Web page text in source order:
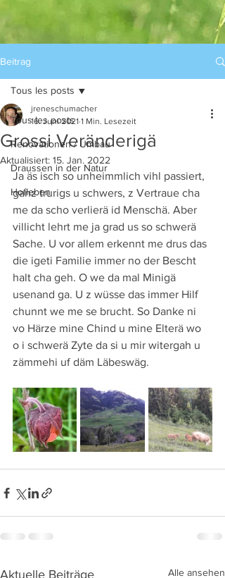
Beitrag
Tous les posts
Renovationen / Umbau
Draussen in der Natur
Hofleben
Tous les posts
Grossi Veränderigä
jreneschumacher
16. Juni 2021 1 Min. Lesezeit
Aktualisiert: 15. Jan. 2022
Ja äs isch so unheimmlich vihl passiert,
ganz trurigs u schwers, z Vertraue cha
me da scho verlierä id Menschä. Aber
villicht lehrt me ja grad us so schwerä
Sache. U vor allem erkennt me drus das
die igeti Familie immer no der Bescht
halt cha geh. O we da mal Minigä
usenand ga. U z wüsse das immer Hilf
chunnt we me se brucht. So Danke ni
vo Härze mine Chind u mine Elterä wo
o i schwerä Zyte da si u mir witergah u
zämmehi uf däm Läbeswäg.
Aktuelle Beiträge Alle ansehen